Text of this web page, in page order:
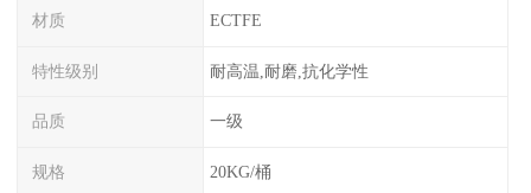
材质 ECTFE
特性级别 耐高温,耐磨,抗化学性
品质 一级
规格 20KG/桶